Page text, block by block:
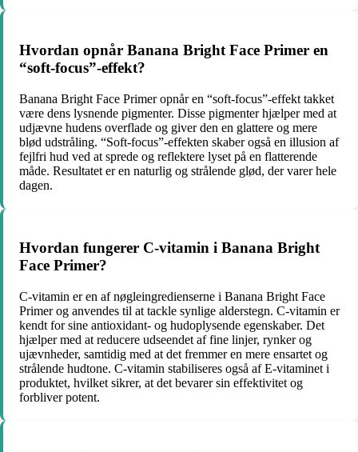
Hvordan opnår Banana Bright Face Primer en
“soft-focus”-effekt?
Banana Bright Face Primer opnår en “soft-focus”-effekt takket
være dens lysnende pigmenter. Disse pigmenter hjælper med at
udjævne hudens overflade og giver den en glattere og mere
blød udstråling. “Soft-focus”-effekten skaber også en illusion af
fejlfri hud ved at sprede og reflektere lyset på en flatterende
måde. Resultatet er en naturlig og strålende glød, der varer hele
dagen.
Hvordan fungerer C-vitamin i Banana Bright
Face Primer?
C-vitamin er en af nøgleingredienserne i Banana Bright Face
Primer og anvendes til at tackle synlige alderstegn. C-vitamin er
kendt for sine antioxidant- og hudoplysende egenskaber. Det
hjælper med at reducere udseendet af fine linjer, rynker og
ujævnheder, samtidig med at det fremmer en mere ensartet og
strålende hudtone. C-vitamin stabiliseres også af E-vitaminet i
produktet, hvilket sikrer, at det bevarer sin effektivitet og
forbliver potent.